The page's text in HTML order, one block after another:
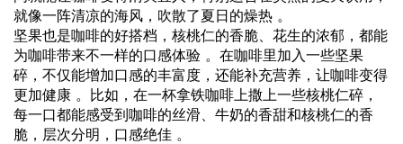
就像一阵清凉的海风，吹散了夏日的燥热 。
坚果也是咖啡的好搭档，核桃仁的香脆、花生的浓郁，都能
为咖啡带来不一样的口感体验 。在咖啡里加入一些坚果
碎，不仅能增加口感的丰富度，还能补充营养，让咖啡变得
更加健康 。比如，在一杯拿铁咖啡上撒上一些核桃仁碎，
每一口都能感受到咖啡的丝滑、牛奶的香甜和核桃仁的香
脆，层次分明，口感绝佳 。